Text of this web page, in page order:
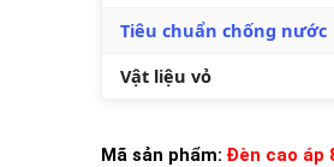
Tiêu chuẩn chống nước
Vật liệu vỏ
Mã sản phẩm: Đèn cao áp